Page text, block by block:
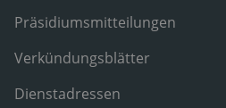
Präsidiumsmitteilungen
Verkündungsblätter
Dienstadressen